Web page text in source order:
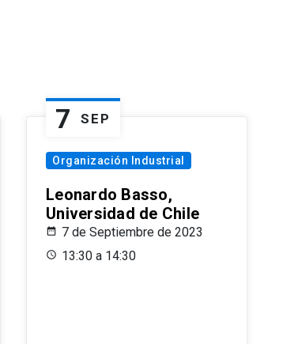
7 SEP
Organización Industrial
Leonardo Basso,
Universidad de Chile
7 de Septiembre de 2023
13:30 a 14:30